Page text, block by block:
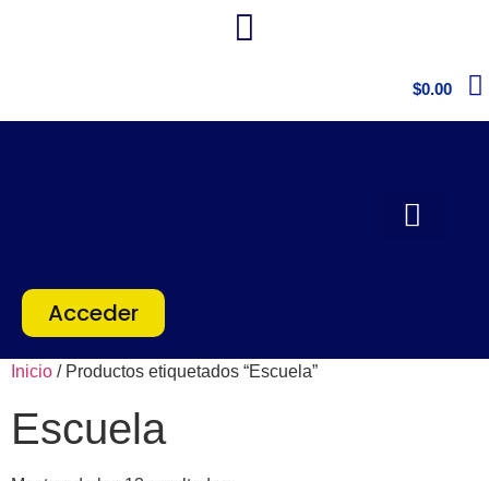
$0.00
Acceder
Inicio / Productos etiquetados “Escuela”
Escuela